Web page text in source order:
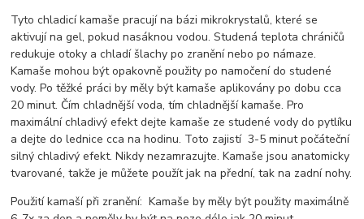
Tyto chladicí kamaše pracují na bázi mikrokrystalů, které se
aktivují na gel, pokud nasáknou vodou. Studená teplota chráničů
redukuje otoky a chladí šlachy po zranění nebo po námaze.
Kamaše mohou být opakovně použity po namočení do studené
vody. Po těžké práci by měly být kamaše aplikovány po dobu cca
20 minut. Čím chladnější voda, tím chladnější kamaše. Pro
maximální chladivý efekt dejte kamaše ze studené vody do pytlíku
a dejte do lednice cca na hodinu. Toto zajistí 3-5 minut počáteční
silný chladivý efekt. Nikdy nezamrazujte. Kamaše jsou anatomicky
tvarované, takže je můžete použít jak na přední, tak na zadní nohy.
Použití kamaší při zranění: Kamaše by měly být použity maximálně